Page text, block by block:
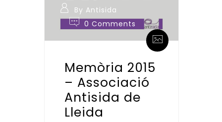
By Antisida
0 Comments
Memòria 2015
– Associació
Antisida de
Lleida